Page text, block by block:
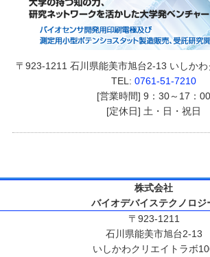
〒923-1211 石川県能美市旭台2-13 いしか
TEL: 0761-51-7210
[営業時間] 9：30～17：00
[定休日] 土・日・祝日
株式会社
バイオデバイステクノロジ
〒923-1211
石川県能美市旭台2-13
いしかわクリエイトラボ